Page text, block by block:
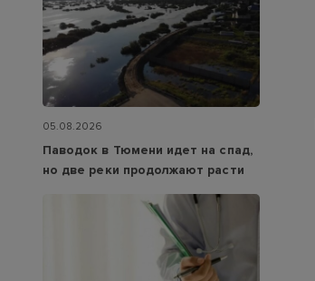
05.08.2026
Паводок в Тюмени идет на спад,
но две реки продолжают расти